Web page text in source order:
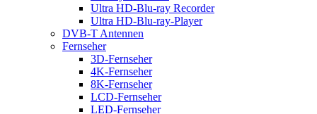
Ultra HD-Blu-ray Recorder
Ultra HD-Blu-ray-Player
DVB-T Antennen
Fernseher
3D-Fernseher
4K-Fernseher
8K-Fernseher
LCD-Fernseher
LED-Fernseher